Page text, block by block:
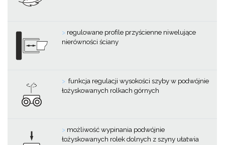
> regulowane profile przyścienne niwelujące
nierówności ściany
> funkcja regulacji wysokości szyby w podwójnie
łożyskowanych rolkach górnych
> możliwość wypinania podwójnie
łożyskowanych rolek dolnych z szyny ułatwia